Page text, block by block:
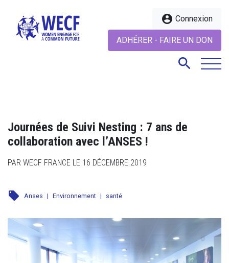
account_circle Connexion
ADHÉRER - FAIRE UN DON
search
Journées de Suivi Nesting : 7 ans de
collaboration avec l’ANSES !
PAR WECF FRANCE LE 16 DÉCEMBRE 2019
local_offer Anses | Environnement | santé